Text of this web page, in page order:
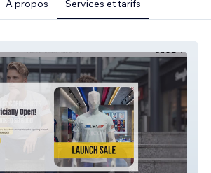
À propos Services et tarifs